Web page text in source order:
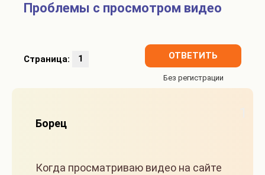
Проблемы с просмотром видео
Страница: 1 ОТВЕТИТЬ
Борец
Когда просматриваю видео на сайте